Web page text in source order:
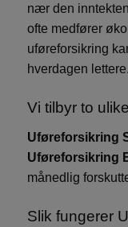
nær den
ofte medfører
uføreforsikring
hverdagen lettere.
Vi tilbyr to
Uføreforsikring
Uføreforsikring
månedlig
Slik fungerer
NAVN
_ga